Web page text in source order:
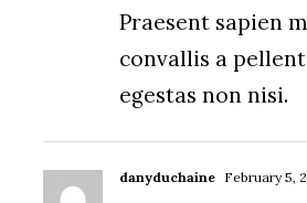
Praesent sapien
convallis a
egestas non nisi.
danyduchaine February 5,